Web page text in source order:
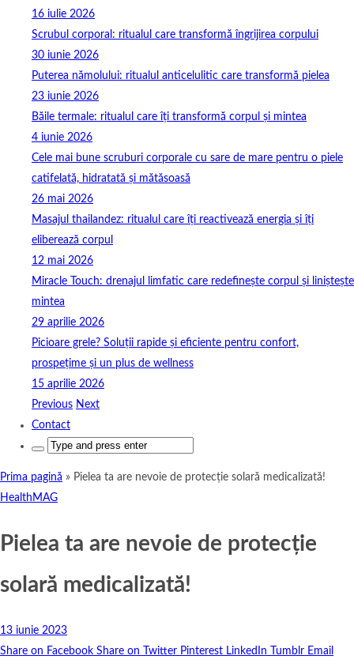
16 iulie 2026
Scrubul corporal: ritualul care transformă îngrijirea corpului
30 iunie 2026
Puterea nămolului: ritualul anticelulitic care transformă pielea
23 iunie 2026
Băile termale: ritualul care îți transformă corpul și mintea
4 iunie 2026
Cele mai bune scruburi corporale cu sare de mare pentru o piele
catifelată, hidratată și mătăsoasă
26 mai 2026
Masajul thailandez: ritualul care îți reactivează energia și îți
eliberează corpul
12 mai 2026
Miracle Touch: drenajul limfatic care redefinește corpul și liniștește
mintea
29 aprilie 2026
Picioare grele? Soluții rapide și eficiente pentru confort,
prospețime și un plus de wellness
15 aprilie 2026
Previous Next
Contact
Search
Prima pagină » Pielea ta are nevoie de protecție solară medicalizată!
HealthMAG
Pielea ta are nevoie de protecție
solară medicalizată!
13 iunie 2023
Share on Facebook Share on Twitter Pinterest LinkedIn Tumblr Email